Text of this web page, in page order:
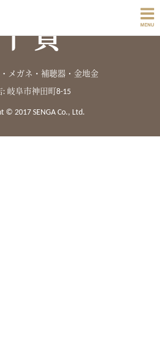
メガネ・補聴器・金地金
: 岐阜市神田町8-15
© 2017 SENGA Co., Ltd.